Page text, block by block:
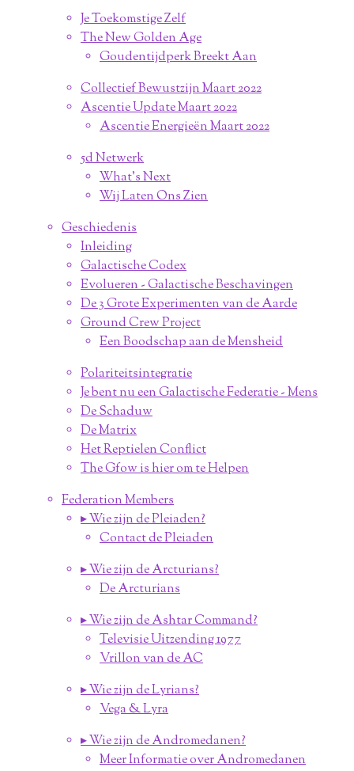
Je Toekomstige Zelf
The New Golden Age
Goudentijdperk Breekt Aan
Collectief Bewustzijn Maart 2022
Ascentie Update Maart 2022
Ascentie Energieën Maart 2022
5d Netwerk
What's Next
Wij Laten Ons Zien
Geschiedenis
Inleiding
Galactische Codex
Evolueren - Galactische Beschavingen
De 3 Grote Experimenten van de Aarde
Ground Crew Project
Een Boodschap aan de Mensheid
Polariteitsintegratie
Je bent nu een Galactische Federatie - Mens
De Schaduw
De Matrix
Het Reptielen Conflict
The Gfow is hier om te Helpen
Federation Members
▸ Wie zijn de Pleiaden?
Contact de Pleiaden
▸ Wie zijn de Arcturians?
De Arcturians
▸ Wie zijn de Ashtar Command?
Televisie Uitzending 1977
Vrillon van de AC
▸ Wie zijn de Lyrians?
Vega & Lyra
▸ Wie zijn de Andromedanen?
Meer Informatie over Andromedanen